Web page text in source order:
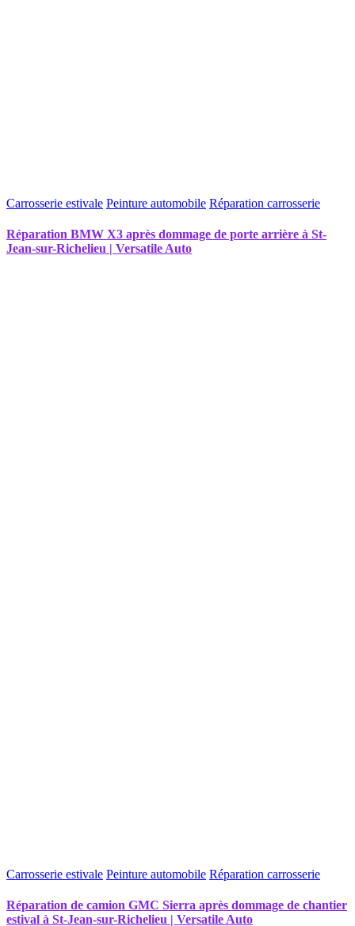
Carrosserie estivale Peinture automobile Réparation carrosserie
Réparation BMW X3 après dommage de porte arrière à St-
Jean-sur-Richelieu | Versatile Auto
Carrosserie estivale Peinture automobile Réparation carrosserie
Réparation de camion GMC Sierra après dommage de chantier
estival à St-Jean-sur-Richelieu | Versatile Auto